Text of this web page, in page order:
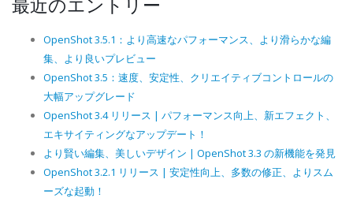
OpenShot 3.5.1：より高速なパフォーマンス、より滑らかな編
集、より良いプレビュー
OpenShot 3.5：速度、安定性、クリエイティブコントロールの
大幅アップグレード
OpenShot 3.4 リリース | パフォーマンス向上、新エフェクト、
エキサイティングなアップデート！
より賢い編集、美しいデザイン | OpenShot 3.3 の新機能を発見
OpenShot 3.2.1 リリース | 安定性向上、多数の修正、よりスム
ーズな起動！